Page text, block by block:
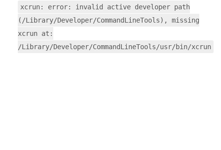
xcrun: error: invalid active developer path
(/Library/Developer/CommandLineTools), missing
xcrun at:
/Library/Developer/CommandLineTools/usr/bin/xcrun